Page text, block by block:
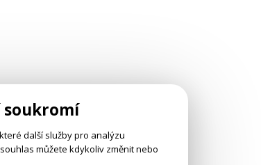
soukromí
další služby pro analýzu
můžete kdykoliv změnit nebo